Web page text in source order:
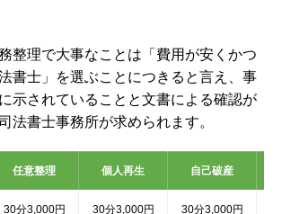
整理で大事なことは「費用が安くかつ
書士」を選ぶことにつきると言え、事
示されていることと文書による確認が
法書士事務所が求められます。
任意整理 個人再生 自己破産
30分3,000円 30分3,000円 30分3,000円